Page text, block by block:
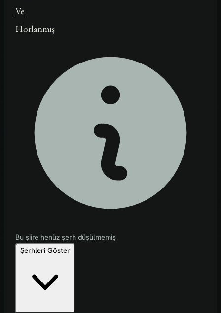
Ve
Horlanmış
Bu şiire henüz şerh düşülmemiş
Şerhleri Göster